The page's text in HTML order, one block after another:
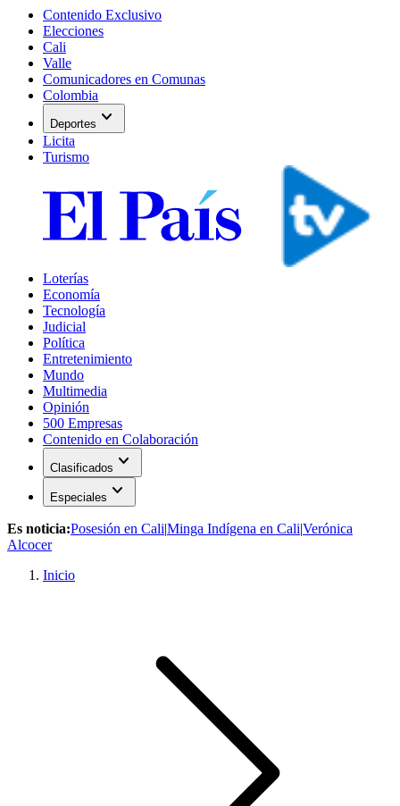
Contenido Exclusivo
Elecciones
Cali
Valle
Comunicadores en Comunas
Colombia
Deportes expand_more
Licita
Turismo
Loterías
Economía
Tecnología
Judicial
Política
Entretenimiento
Mundo
Multimedia
Opinión
500 Empresas
Contenido en Colaboración
Clasificados expand_more
Especiales expand_more
Es noticia:Posesión en Cali|Minga Indígena en Cali|Verónica
Alcocer
Inicio